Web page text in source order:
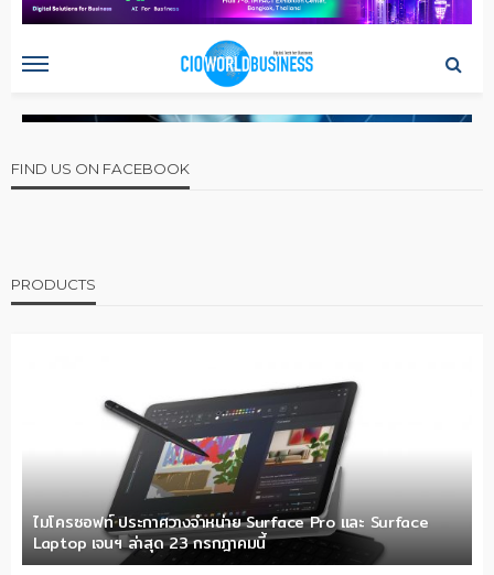
FIND US ON FACEBOOK
PRODUCTS
ไมโครซอฟท์ ประกาศวางจำหน่าย Surface Pro และ Surface
Laptop เจนฯ ล่าสุด 23 กรกฎาคมนี้